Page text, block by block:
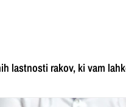
lastnosti rakov, ki vam